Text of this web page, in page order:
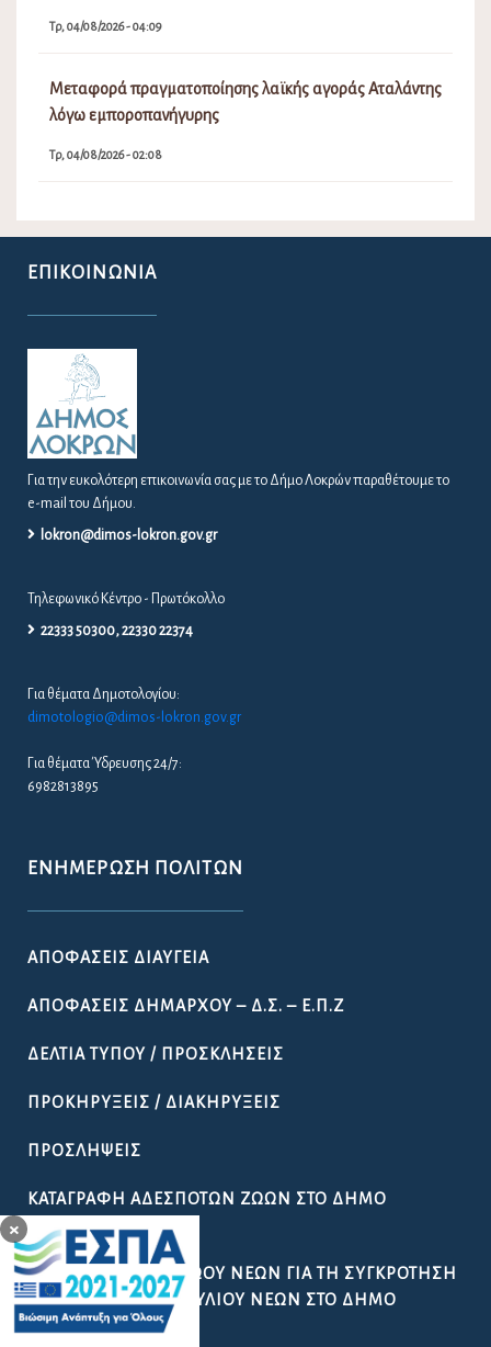
×
Τρ, 04/08/2026 - 04:09
Μεταφορά πραγματοποίησης λαϊκής αγοράς Αταλάντης
λόγω εμποροπανήγυρης
Τρ, 04/08/2026 - 02:08
ΕΠΙΚΟΙΝΩΝΊΑ
Για την ευκολότερη επικοινωνία σας με το Δήμο Λοκρών παραθέτουμε το
e-mail του Δήμου.
lokron@dimos-lokron.gov.gr
Τηλεφωνικό Κέντρο - Πρωτόκολλο
22333 50300, 22330 22374
Για θέματα Δημοτολογίου:
dimotologio@dimos-lokron.gov.gr
Για θέματα Ύδρευσης 24/7:
6982813895
ΕΝΗΜΈΡΩΣΗ ΠΟΛΙΤΏΝ
ΑΠΟΦΆΣΕΙΣ ΔΙΑΎΓΕΙΑ
ΑΠΟΦΆΣΕΙΣ ΔΗΜΆΡΧΟΥ – Δ.Σ. – Ε.Π.Ζ
ΔΕΛΤΊΑ ΤΎΠΟΥ / ΠΡΟΣΚΛΉΣΕΙΣ
ΠΡΟΚΗΡΎΞΕΙΣ / ΔΙΑΚΗΡΎΞΕΙΣ
ΠΡΟΣΛΉΨΕΙΣ
ΚΑΤΑΓΡΑΦΉ ΑΔΈΣΠΟΤΩΝ ΖΏΩΝ ΣΤΟ ΔΉΜΟ
ΛΟΚΡΏΝ
ΔΗΜΙΟΥΡΓΊΑ ΜΗΤΡΏΟΥ ΝΈΩΝ ΓΙΑ ΤΗ ΣΥΓΚΡΌΤΗΣΗ
ΔΗΜΟΤΙΚΟΎ ΣΥΜΒΟΥΛΊΟΥ ΝΈΩΝ ΣΤΟ ΔΉΜΟ
ΛΟΚΡΏΝ